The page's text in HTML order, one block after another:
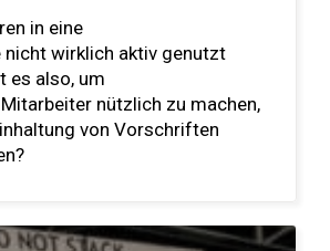
in eine
wirklich aktiv genutzt
es also, um
nützlich zu machen,
von Vorschriften